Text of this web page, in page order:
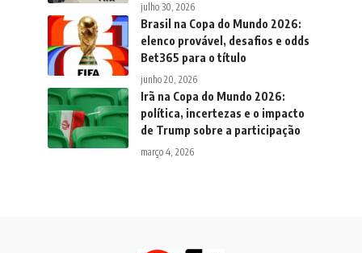
julho 30, 2026
Brasil na Copa do Mundo 2026:
elenco provável, desafios e odds
Bet365 para o título
junho 20, 2026
Irã na Copa do Mundo 2026:
política, incertezas e o impacto
de Trump sobre a participação
março 4, 2026